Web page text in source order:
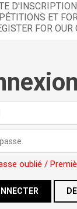
ET
FOR
oublié /